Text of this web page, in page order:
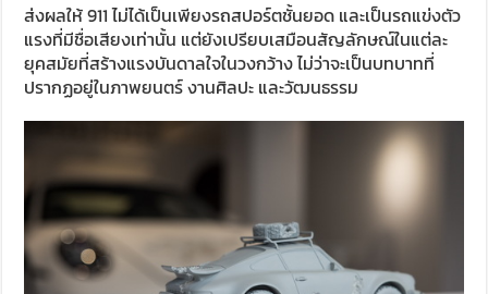
ส่งผลให้ 911 ไม่ได้เป็นเพียงรถสปอร์ตชั้นยอด และเป็นรถแข่งตัว
แรงที่มีชื่อเสียงเท่านั้น แต่ยังเปรียบเสมือนสัญลักษณ์ในแต่ละ
ยุคสมัยที่สร้างแรงบันดาลใจในวงกว้าง ไม่ว่าจะเป็นบทบาทที่
ปรากฏอยู่ในภาพยนตร์ งานศิลปะ และวัฒนธรรม